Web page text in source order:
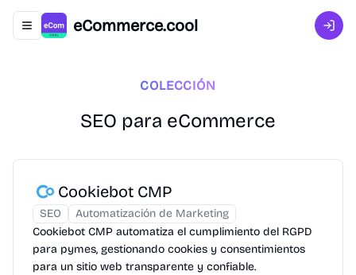
Abrir menú de navegación
eCommerce.cool
COLECCIÓN
SEO para eCommerce
Cookiebot CMP
SEO
Automatización de Marketing
Cookiebot CMP automatiza el cumplimiento del RGPD
para pymes, gestionando cookies y consentimientos
para un sitio web transparente y confiable.